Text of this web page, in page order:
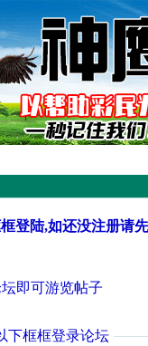
登陆,如还没注册请
即可游览帖子
下框框登录论坛